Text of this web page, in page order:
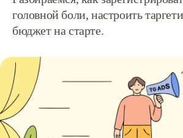
головной боли, настроить
бюджет на старте.